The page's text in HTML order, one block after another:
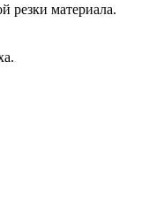
резки материала.